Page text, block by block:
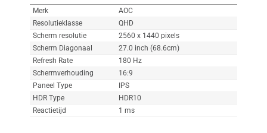
Merk
AOC
Resolutieklasse
QHD
Scherm resolutie
2560 x 1440 pixels
Scherm Diagonaal
27.0 inch (68.6cm)
Refresh Rate
180 Hz
Schermverhouding
16:9
Paneel Type
IPS
HDR Type
HDR10
Reactietijd
1 ms